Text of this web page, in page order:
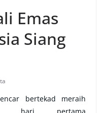
Emas
Siang
bertekad meraih